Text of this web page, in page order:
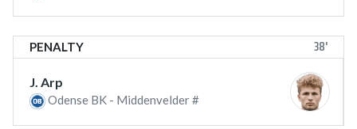
PENALTY 38'
J. Arp
Odense BK - Middenvelder #